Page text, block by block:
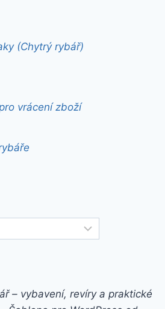
(Chytrý rybář)
vrácení zboží
– vybavení, revíry a praktické